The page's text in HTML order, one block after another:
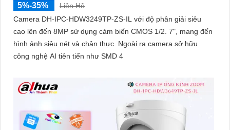
5%-35%
Liên Hệ
Camera DH-IPC-HDW3249TP-ZS-IL với độ phân giải siêu
cao lên đến 8MP sử dụng cảm biến CMOS 1/2. 7", mang đến
hình ảnh siêu nét và chân thực. Ngoài ra camera sở hữu
công nghệ AI tiên tiến như SMD 4